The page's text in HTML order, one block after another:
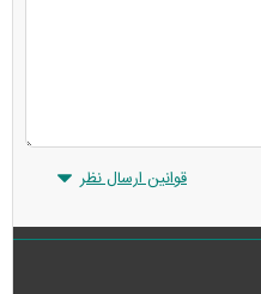
قوانین ارسال نظر